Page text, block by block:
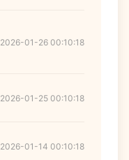
2026-01-26 00:10:18
2026-01-25 00:10:18
2026-01-14 00:10:18